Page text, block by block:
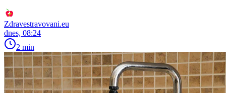
Zdravestravovani.eu
dnes, 08:24
2 min